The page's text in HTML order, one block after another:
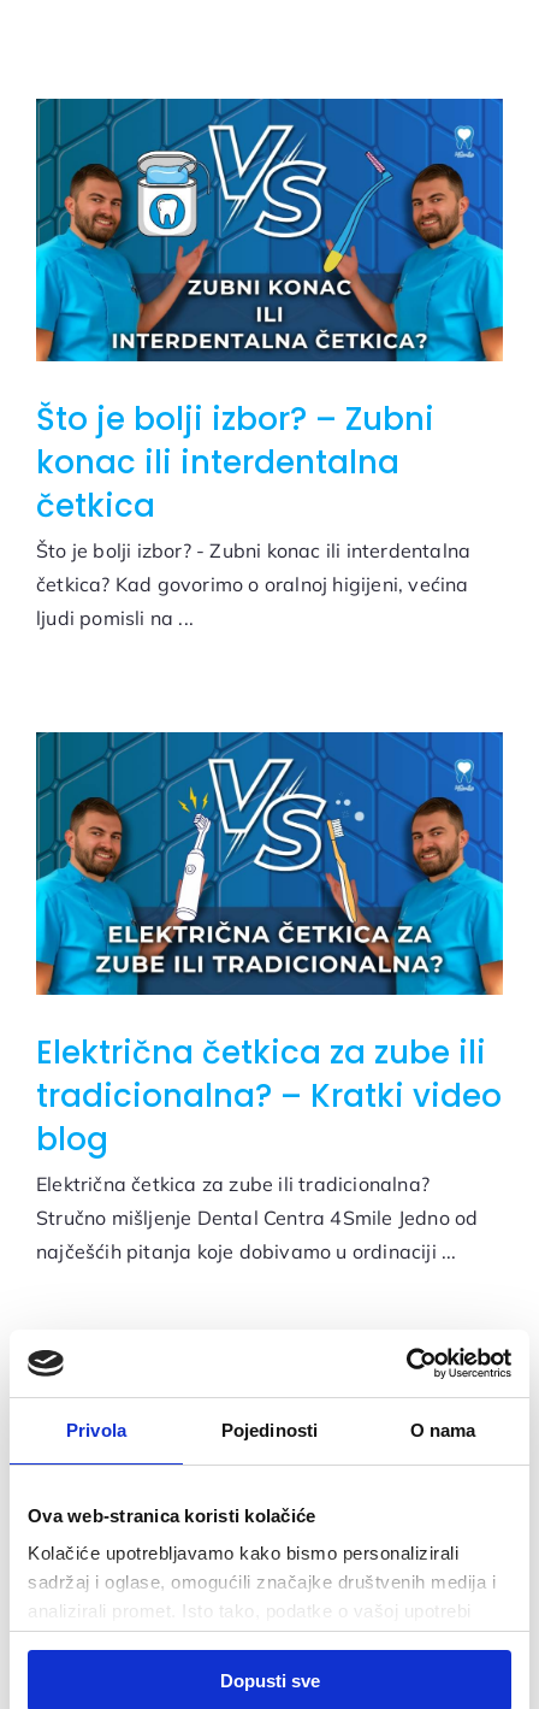
Privola Pojedinosti O nama
Ova web-stranica koristi kolačiće
Kolačiće upotrebljavamo kako bismo personalizirali
sadržaj i oglase, omogućili značajke društvenih medija i
analizirali promet. Isto tako, podatke o vašoj upotrebi
drugim podacima koje ste im pružili ili koje su prikupili
Dopusti sve
Što je bolji izbor? – Zubni
konac ili interdentalna
četkica
Što je bolji izbor? - Zubni konac ili interdentalna
četkica? Kad govorimo o oralnoj higijeni, većina
ljudi pomisli na ...
Električna četkica za zube ili
tradicionalna? – Kratki video
blog
Električna četkica za zube ili tradicionalna?
Stručno mišljenje Dental Centra 4Smile Jedno od
najčešćih pitanja koje dobivamo u ordinaciji ...
Pasta za zube s ugljenom ili